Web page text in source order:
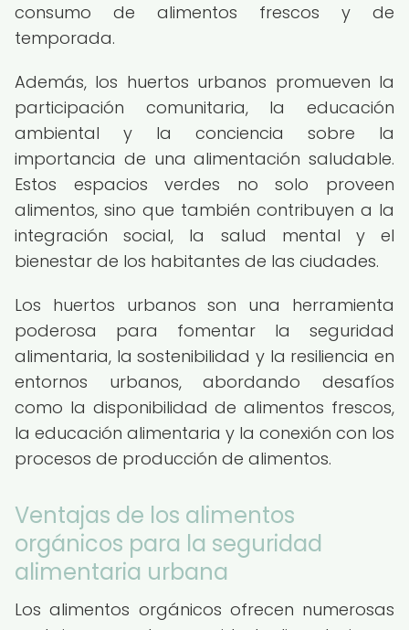
consumo de alimentos frescos y de
temporada.
Además, los huertos urbanos promueven la
participación comunitaria, la educación
ambiental y la conciencia sobre la
importancia de una alimentación saludable.
Estos espacios verdes no solo proveen
alimentos, sino que también contribuyen a la
integración social, la salud mental y el
bienestar de los habitantes de las ciudades.
Los huertos urbanos son una herramienta
poderosa para fomentar la seguridad
alimentaria, la sostenibilidad y la resiliencia en
entornos urbanos, abordando desafíos
como la disponibilidad de alimentos frescos,
la educación alimentaria y la conexión con los
procesos de producción de alimentos.
Ventajas de los alimentos
orgánicos para la seguridad
alimentaria urbana
Los alimentos orgánicos ofrecen numerosas